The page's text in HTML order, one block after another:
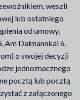
weszli
lub ostatniego
od umowy,
Am Dalmannkai 6,
o swojej decyzji
jednoznacznego
pocztą lub pocztą
z załączonego